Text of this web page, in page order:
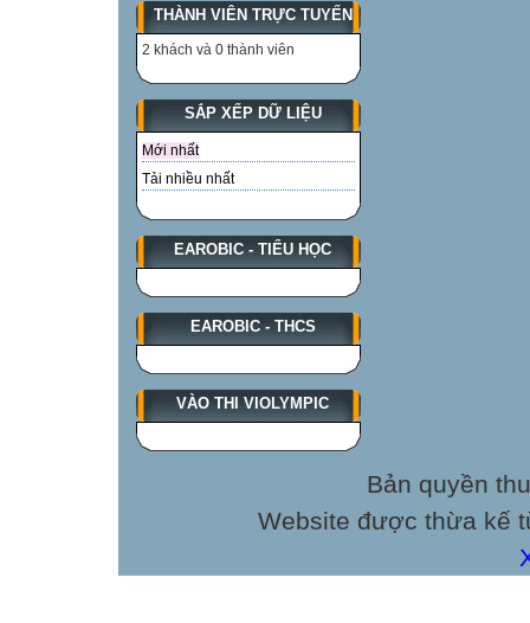
THÀNH VIÊN TRỰC TUYẾN
2 khách và 0 thành viên
SẮP XẾP DỮ LIỆU
Mới nhất
Tải nhiều nhất
EAROBIC - TIỂU HỌC
EAROBIC - THCS
VÀO THI VIOLYMPIC
15 giây bắt đầu
Đã hết 15 giây
Đáp án: Kim
Bản quyền
Website được thừa kế